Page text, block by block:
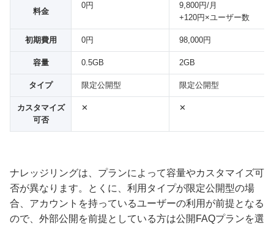
料金
0円
9,800円/月
+120円×ユーザー数
初期費用 0円 98,000円
容量 0.5GB 2GB
タイプ 限定公開型 限定公開型
カスタマイズ
可否
✕ ✕
ナレッジリングは、プランによって容量やカスタマイズ可
否が異なります。とくに、利用タイプが限定公開型の場
合、アカウントを持っているユーザーの利用が前提となる
ので、外部公開を前提としている方は公開FAQプランを選